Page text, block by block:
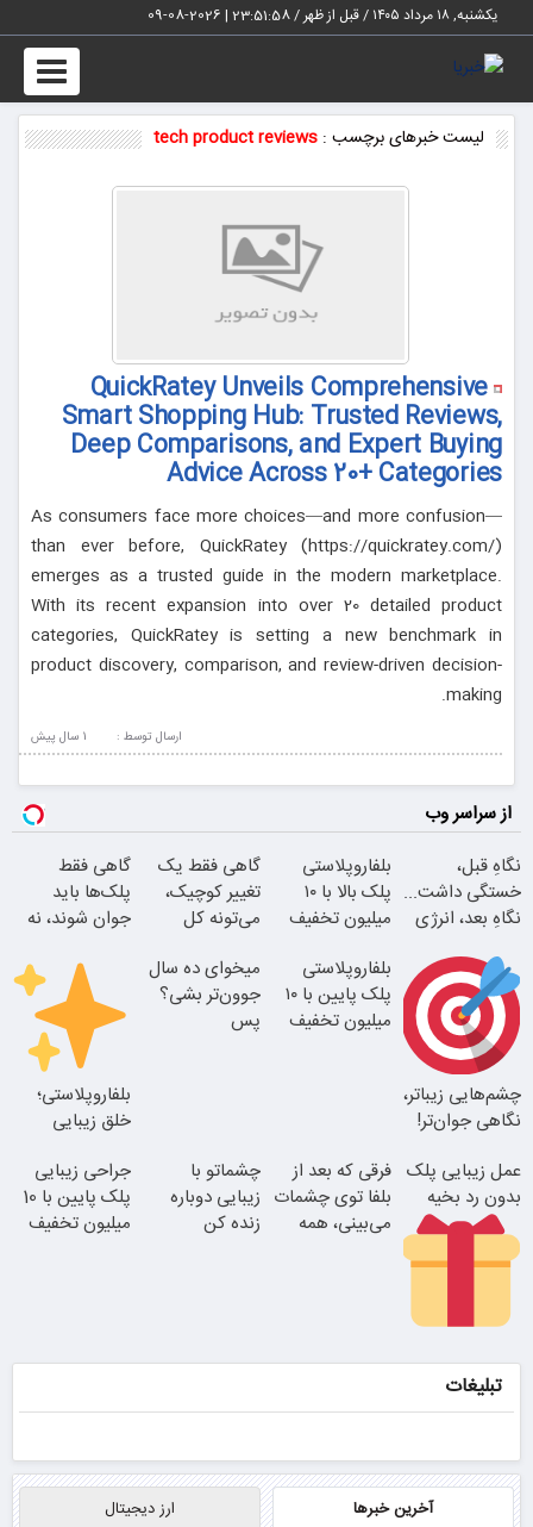
یکشنبه, ۱۸ مرداد ۱۴۰۵ / قبل از ظهر / 23:51:59
|
2026-08-09
Toggle
لیست خبرهای برچسب : tech product reviews
QuickRatey Unveils Comprehensive
Smart Shopping Hub: Trusted Reviews,
Deep Comparisons, and Expert Buying
Advice Across 20+ Categories
As consumers face more choices—and more confusion—
than ever before, QuickRatey (https://quickratey.com/)
emerges as a trusted guide in the modern marketplace.
With its recent expansion into over 20 detailed product
categories, QuickRatey is setting a new benchmark in
product discovery, comparison, and review-driven decision-
making.
1 سال پيش ارسال توسط :
از سراسر وب
نگاهِ قبل،
خستگی داشت...
نگاهِ بعد، انرژی
بلفا با 25%
تخفیف
بلفاروپلاستی
پلک بالا با ۱۰
میلیون تخفیف
گاهی فقط یک
تغییر کوچیک،
می‌تونه کل
کنه
گاهی فقط
پلک‌ها باید
جوان شوند، نه
نتیجه‌ای طبیعی
چشم‌هایی زیباتر،
نگاهی جوان‌تر!
25% تخفیف
بلفاروپلاستی
پلک پایین با ۱۰
میلیون تخفیف
میخوای ده سال
جوون‌تر بشی؟
پس
بلفاروپلاستی؛
خلق زیبایی
بی‌نهایت
عمل زیبایی پلک
بدون رد بخیه
تخفیف ویژه
فرقی که بعد از
بلفا توی چشمات
می‌بینی، همه
چشماتو با
زیبایی دوباره
زنده کن
جراحی زیبایی
پلک پایین با 10
میلیون تخفیف
تبلیغات
آخرین خبرها ارز دیجیتال